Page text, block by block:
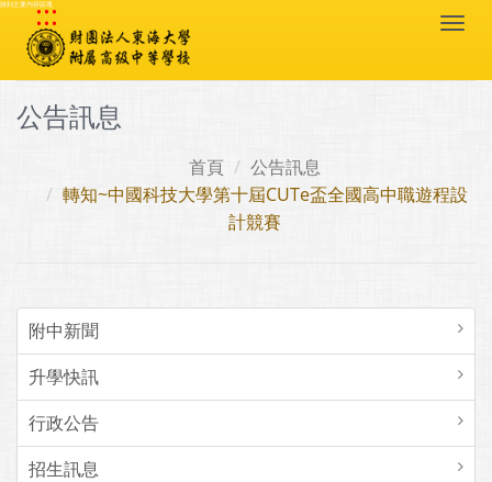
跳到主要內容區塊
:::
公告訊息
首頁
公告訊息
轉知~中國科技大學第十屆CUTe盃全國高中職遊程設
計競賽
附中新聞
升學快訊
行政公告
招生訊息